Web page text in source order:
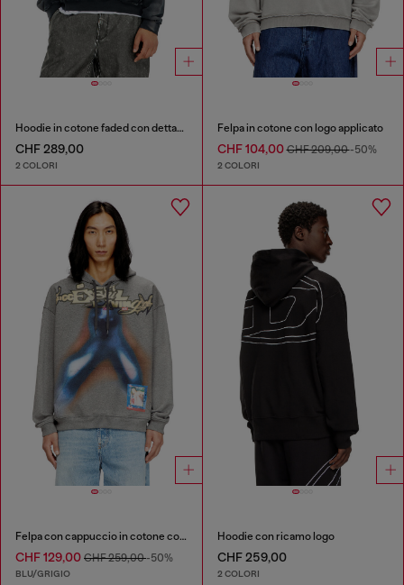
Hoodie in cotone faded con dettagli sfrangiati
CHF 289,00
2 COLORI
Felpa in cotone con logo applicato
CHF 104,00CHF 209,00-50%
2 COLORI
Felpa con cappuccio in cotone con stampa digitale
CHF 129,00 CHF 259,00-50%
BLU/GRIGIO
Hoodie con ricamo logo
CHF 259,00
2 COLORI